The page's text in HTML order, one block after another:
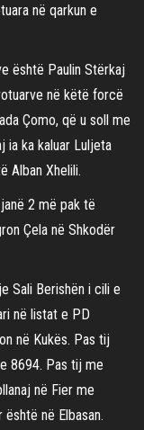
në qarkun e
është Paulin Stërkaj
në këtë forcë
Çomo, që u soll me
ia ka kaluar Luljeta
Alban Xhelili.
2 më pak të
Çela në Shkodër
Sali Berishën i cili e
në listat e PD
në Kukës. Pas tij
8694. Pas tij me
në Fier me
në Elbasan.